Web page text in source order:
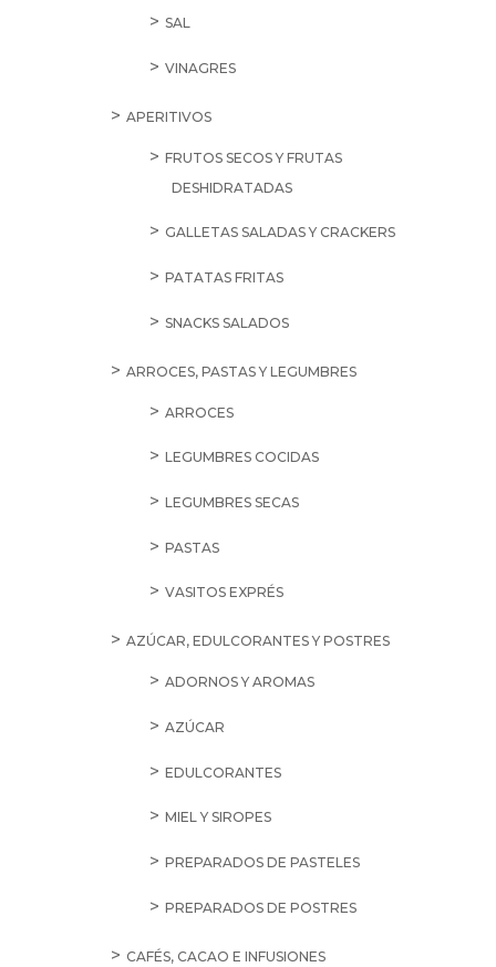
SAL
VINAGRES
APERITIVOS
FRUTOS SECOS Y FRUTAS
DESHIDRATADAS
GALLETAS SALADAS Y CRACKERS
PATATAS FRITAS
SNACKS SALADOS
ARROCES, PASTAS Y LEGUMBRES
ARROCES
LEGUMBRES COCIDAS
LEGUMBRES SECAS
PASTAS
VASITOS EXPRÉS
AZÚCAR, EDULCORANTES Y POSTRES
ADORNOS Y AROMAS
AZÚCAR
EDULCORANTES
MIEL Y SIROPES
PREPARADOS DE PASTELES
PREPARADOS DE POSTRES
CAFÉS, CACAO E INFUSIONES